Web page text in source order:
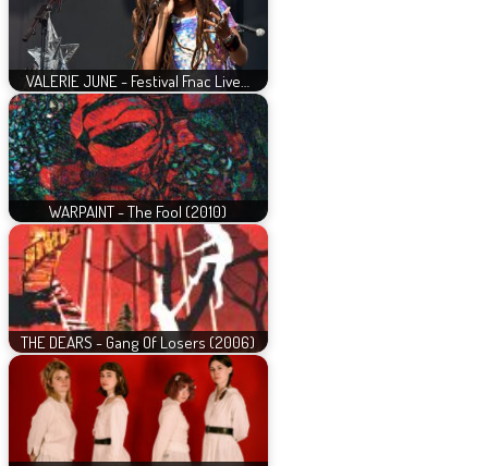
VALERIE JUNE - Festival Fnac Live…
WARPAINT - The Fool (2010)
THE DEARS - Gang Of Losers (2006)